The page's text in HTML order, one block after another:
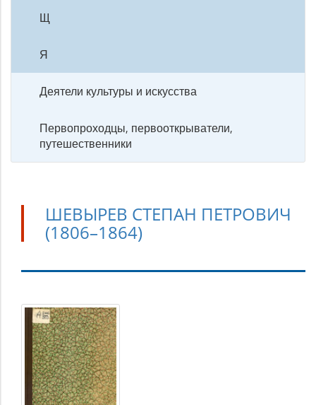
Щ
Я
Деятели культуры и искусства
Первопроходцы, первооткрыватели,
путешественники
ШЕВЫРЕВ СТЕПАН ПЕТРОВИЧ
(1806–1864)
Шевырев
Степан
Петрович
(1806–
1864)